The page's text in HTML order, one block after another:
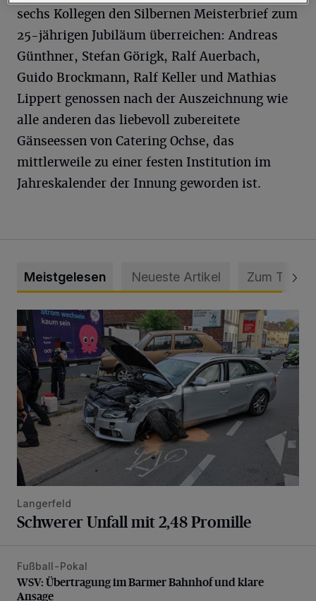
sechs Kollegen den Silbernen Meisterbrief zum
25-jährigen Jubiläum überreichen: Andreas
Günthner, Stefan Görigk, Ralf Auerbach,
Guido Brockmann, Ralf Keller und Mathias
Lippert genossen nach der Auszeichnung wie
alle anderen das liebevoll zubereitete
Gänseessen von Catering Ochse, das
mittlerweile zu einer festen Institution im
Jahreskalender der Innung geworden ist.
Meistgelesen Neueste Artikel Zum Thema
Schwerer Unfall mit 2,48 Promille
Langerfeld
Schwerer Unfall mit 2,48 Promille
WSV: Übertragung im Barmer Bahnhof und klare Ansage
Fußball-Pokal
WSV: Übertragung im Barmer Bahnhof und klare
Ansage